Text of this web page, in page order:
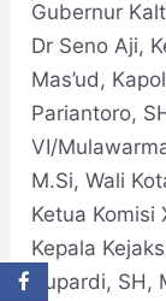
Gubernur
Dr Seno Aji,
Mas’ud,
Pariantoro,
VI/
M.Si, Wali
Ketua Komisi
Kepala
Supardi,